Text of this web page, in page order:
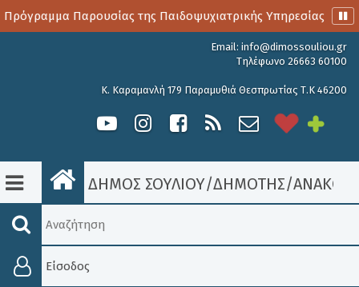
Παρουσίας της Παιδοψυχιατρικής Υπηρεσίας
Email: info@dimossouliou.gr
Τηλέφωνο 26663 60100
Κ. Καραμανλή 179 Παραμυθιά Θεσπρωτίας Τ.Κ 46200
ΔΗΜΟΣ ΣΟΥΛΙΟΥ/ΔΗΜΟΤΗΣ/
Είσοδος